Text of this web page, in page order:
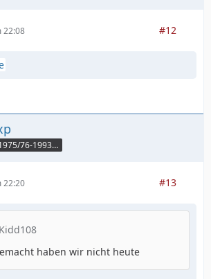
22:08 #12
Stehplatz 1975/76-1993/94
22:20 #13
haben wir nicht heute